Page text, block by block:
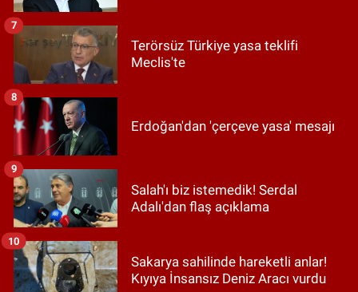
Terörsüz Türkiye yasa teklifi
Meclis'te
7
Erdoğan'dan 'çerçeve yasa' mesajı
8
Salah'ı biz istemedik! Serdal
Adalı'dan flaş açıklama
9
Sakarya sahilinde hareketli anlar!
Kıyıya İnsansız Deniz Aracı vurdu
10